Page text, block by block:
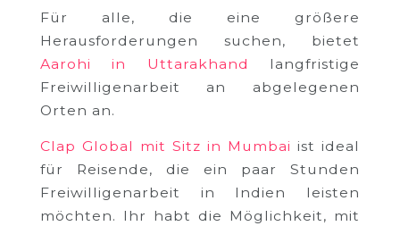
Für alle, die eine größere
Herausforderungen suchen, bietet
Aarohi in Uttarakhand
langfristige
Freiwilligenarbeit an abgelegenen
Orten an.
Clap Global mit Sitz in Mumbai ist ideal
für Reisende, die ein paar Stunden
Freiwilligenarbeit in Indien leisten
möchten. Ihr habt die Möglichkeit, mit